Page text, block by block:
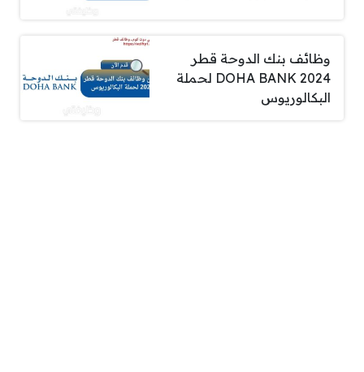
وظائف بنك الدوحة قطر
DOHA BANK 2024 لحملة
البكالوريوس